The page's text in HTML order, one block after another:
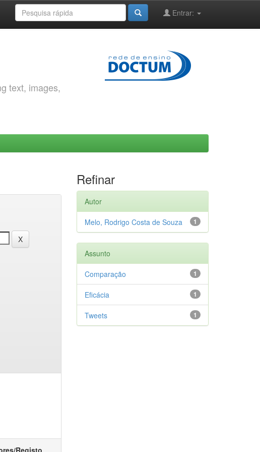
Entrar:
text, images,
Registo
Refinar
Autor
1
Melo, Rodrigo Costa de Souza
Assunto
1
Comparação
1
Eficácia
1
Tweets